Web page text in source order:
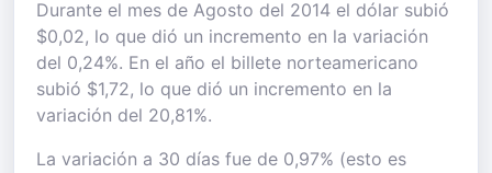
Durante el mes de Agosto del 2014 el dólar subió
$0,02, lo que dió un incremento en la variación
del 0,24%. En el año el billete norteamericano
subió $1,72, lo que dió un incremento en la
variación del 20,81%.
La variación a 30 días fue de 0,97% (esto es